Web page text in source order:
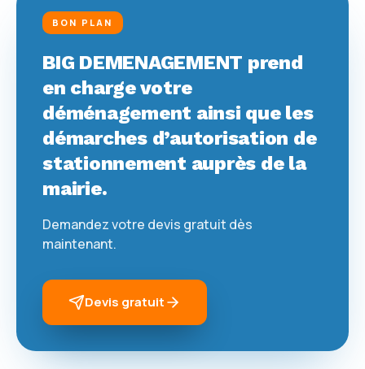
BON PLAN
BIG DEMENAGEMENT prend
en charge votre
déménagement ainsi que les
démarches d’autorisation de
stationnement auprès de la
mairie.
Demandez votre devis gratuit dès
maintenant.
Devis gratuit